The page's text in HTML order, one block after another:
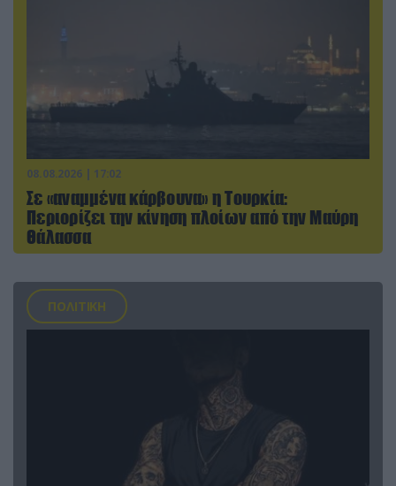
08.08.2026 | 17:02
Σε «αναμμένα κάρβουνα» η Τουρκία:
Περιορίζει την κίνηση πλοίων από την Μαύρη
Θάλασσα
ΠΟΛΙΤΙΚΗ